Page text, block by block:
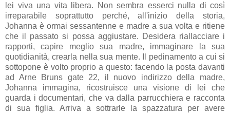
lei viva una vita libera. Non sembra esserci nulla di così
irreparabile soprattutto perché, all'inizio della storia,
Johanna è ormai sessantenne e madre a sua volta e ritiene
che il passato si possa aggiustare. Desidera riallacciare i
rapporti, capire meglio sua madre, immaginare la sua
quotidianità, crearla nella sua mente. Il pedinamento a cui si
sottopone è volto proprio a questo: facendo la posta davanti
ad Arne Bruns gate 22, il nuovo indirizzo della madre,
Johanna immagina, ricostruisce una visione di lei che
guarda i documentari, che va dalla parrucchiera e racconta
di sua figlia. Arriva a sottrarle la spazzatura per avere